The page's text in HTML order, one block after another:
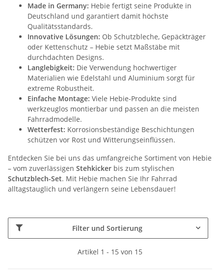
Made in Germany: Hebie fertigt seine Produkte in
Deutschland und garantiert damit höchste
Qualitätsstandards.
Innovative Lösungen: Ob Schutzbleche, Gepäckträger
oder Kettenschutz – Hebie setzt Maßstäbe mit
durchdachten Designs.
Langlebigkeit: Die Verwendung hochwertiger
Materialien wie Edelstahl und Aluminium sorgt für
extreme Robustheit.
Einfache Montage: Viele Hebie-Produkte sind
werkzeuglos montierbar und passen an die meisten
Fahrradmodelle.
Wetterfest: Korrosionsbeständige Beschichtungen
schützen vor Rost und Witterungseinflüssen.
Entdecken Sie bei uns das umfangreiche Sortiment von Hebie
– vom zuverlässigen Stehkicker bis zum stylischen
Schutzblech-Set. Mit Hebie machen Sie Ihr Fahrrad
alltagstauglich und verlängern seine Lebensdauer!
Filter und Sortierung
Artikel 1 - 15 von 15